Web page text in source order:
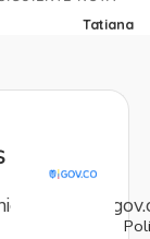
Tatiana